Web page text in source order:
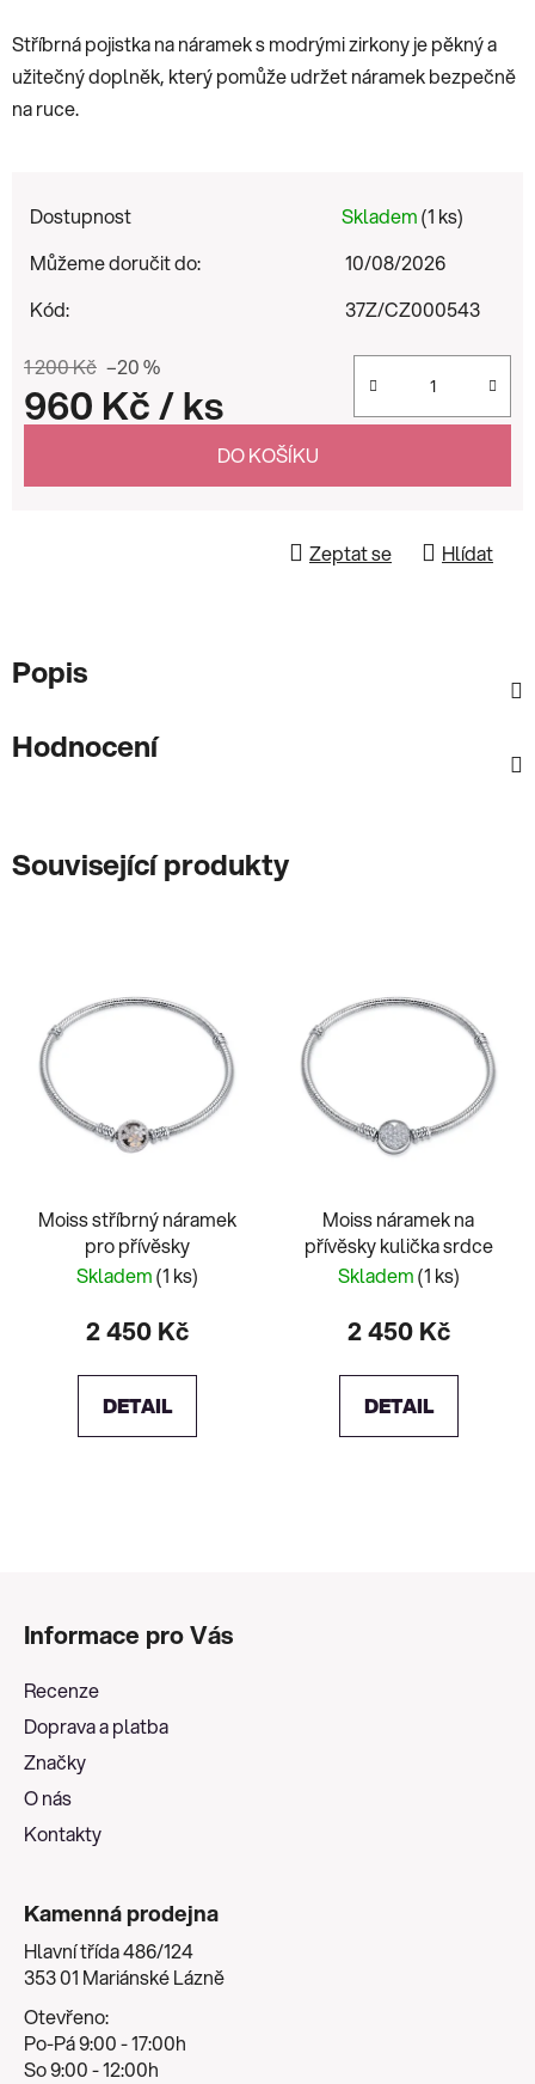
Stříbrná pojistka na náramek s modrými zirkony je pěkný a
užitečný doplněk, který pomůže udržet náramek bezpečně
na ruce.
Dostupnost Skladem(1 ks)
Můžeme doručit do:
10/08/2026
Kód:
37Z/CZ000543
1 200 Kč –20 %
960 Kč/ ks
DO KOŠÍKU
Zeptat se Hlídat
Popis
Hodnocení
Související produkty
Moiss stříbrný náramek
pro přívěsky
Skladem(1 ks)
2 450 Kč
DETAIL
Moiss náramek na
přívěsky kulička srdce
Skladem(1 ks)
2 450 Kč
DETAIL
Informace pro Vás
Recenze
Doprava a platba
Značky
O nás
Kontakty
Kamenná prodejna
Hlavní třída 486/124
353 01 Mariánské Lázně
Otevřeno:
Po-Pá 9:00 - 17:00h
So 9:00 - 12:00h